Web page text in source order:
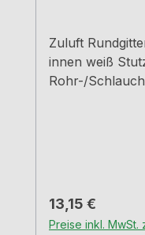
Zuluft
innen weiß
Rohr-/
Regulärer Preis:
13,15 €
Preise inkl. MwSt.